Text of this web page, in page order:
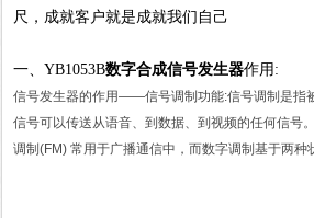
尺，成就客户就是成就我们自己
一、YB1053B数字合成信号发生器作用:
信号发生器的作用——信号调制功能:信号调制是指
信号可以传送从语音、到数据、到视频的任何信号
调制(FM) 常用于广播通信中，而数字调制基于两种